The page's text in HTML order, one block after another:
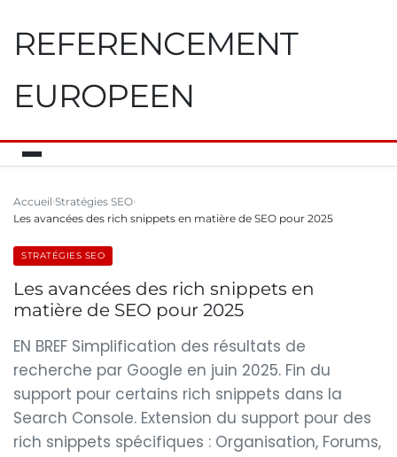
REFERENCEMENT
EUROPEEN
Accueil Stratégies SEO
Les avancées des rich snippets en matière de SEO pour 2025
STRATÉGIES SEO
Les avancées des rich snippets en
matière de SEO pour 2025
EN BREF Simplification des résultats de
recherche par Google en juin 2025. Fin du
support pour certains rich snippets dans la
Search Console. Extension du support pour des
rich snippets spécifiques : Organisation, Forums,